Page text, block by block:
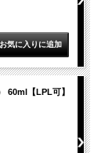
60ml【LPL可】